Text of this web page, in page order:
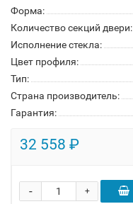
Форма:
Количество секций двери:
Исполнение стекла:
Цвет профиля:
Тип:
Страна производитель:
Гарантия:
32 558 ₽
+
-